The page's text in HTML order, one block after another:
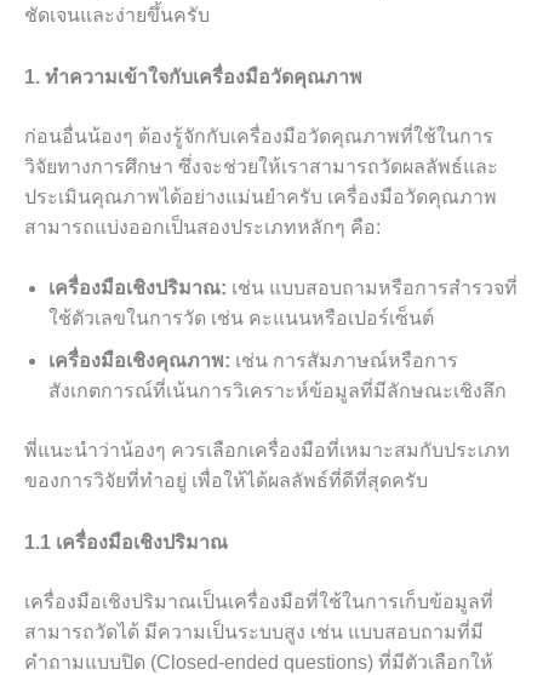
ชัดเจนและง่ายขึ้นครับ
1. ทำความเข้าใจกับเครื่องมือวัดคุณภาพ
ก่อนอื่นน้องๆ ต้องรู้จักกับเครื่องมือวัดคุณภาพที่ใช้ในการ
วิจัยทางการศึกษา ซึ่งจะช่วยให้เราสามารถวัดผลลัพธ์และ
ประเมินคุณภาพได้อย่างแม่นยำครับ เครื่องมือวัดคุณภาพ
สามารถแบ่งออกเป็นสองประเภทหลักๆ คือ:
เครื่องมือเชิงปริมาณ: เช่น แบบสอบถามหรือการสำรวจที่
ใช้ตัวเลขในการวัด เช่น คะแนนหรือเปอร์เซ็นต์
เครื่องมือเชิงคุณภาพ: เช่น การสัมภาษณ์หรือการ
สังเกตการณ์ที่เน้นการวิเคราะห์ข้อมูลที่มีลักษณะเชิงลึก
พี่แนะนำว่าน้องๆ ควรเลือกเครื่องมือที่เหมาะสมกับประเภท
ของการวิจัยที่ทำอยู่ เพื่อให้ได้ผลลัพธ์ที่ดีที่สุดครับ
1.1 เครื่องมือเชิงปริมาณ
เครื่องมือเชิงปริมาณเป็นเครื่องมือที่ใช้ในการเก็บข้อมูลที่
สามารถวัดได้ มีความเป็นระบบสูง เช่น แบบสอบถามที่มี
คำถามแบบปิด (Closed-ended questions) ที่มีตัวเลือกให้